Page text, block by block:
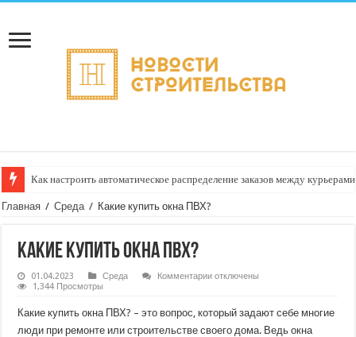
Как настроить автоматическое распределение заказов между
Доставка отправлений с услугой «передача лично в руки»: когда
Главная / Среда / Какие купить окна ПВХ?
Какие купить окна ПВХ?
01.04.2023 Среда Комментариик
купить
окна
ПВХ?
отключены
1,344 Просмотры
Какие купить окна ПВХ? – это вопрос, который задают себе многие
люди при ремонте или строительстве своего дома. Ведь окна